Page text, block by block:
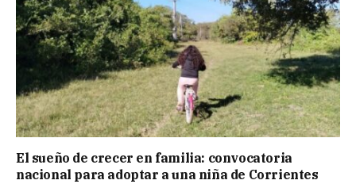
El sueño de crecer en familia: convocatoria
nacional para adoptar a una niña de Corrientes